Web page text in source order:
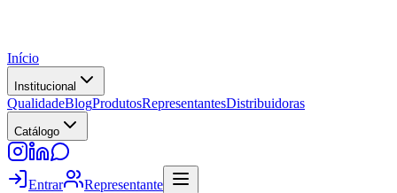
Início
Institucional
QualidadeBlogProdutosRepresentantesDistribuidoras
Catálogo
Entrar
Representante